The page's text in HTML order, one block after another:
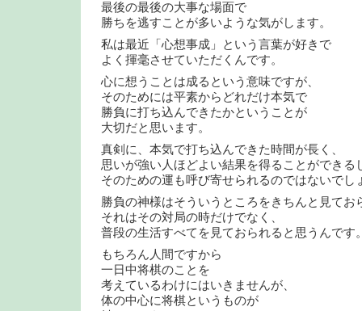
最後の最後の大事な場面で
勝ちを逃すことが多いような気がします。
私は最近「心想事成」という言葉が好きで
よく揮毫させていただくんです。
心に想うことは成るという意味ですが、
そのためには平素からどれだけ本気で
勝負に打ち込んできたかということが
大切だと思います。
真剣に、本気で打ち込んできた時間が長く、
思いが強い人ほどよい結果を得ることができる
そのための運も呼び寄せられるのではないでし
勝負の神様はそういうところをきちんと見てお
それはその対局の時だけでなく、
普段の生活すべてを見ておられると思うんです
もちろん人間ですから
一日中将棋のことを
考えているわけにはいきませんが、
体の中心に将棋というものが